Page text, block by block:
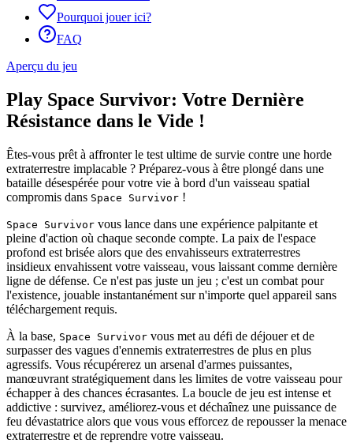
Pourquoi jouer ici?
FAQ
Aperçu du jeu
Play Space Survivor: Votre Dernière
Résistance dans le Vide !
Êtes-vous prêt à affronter le test ultime de survie contre une horde
extraterrestre implacable ? Préparez-vous à être plongé dans une
bataille désespérée pour votre vie à bord d'un vaisseau spatial
compromis dans Space Survivor !
Space Survivor vous lance dans une expérience palpitante et
pleine d'action où chaque seconde compte. La paix de l'espace
profond est brisée alors que des envahisseurs extraterrestres
insidieux envahissent votre vaisseau, vous laissant comme dernière
ligne de défense. Ce n'est pas juste un jeu ; c'est un combat pour
l'existence, jouable instantanément sur n'importe quel appareil sans
téléchargement requis.
À la base, Space Survivor vous met au défi de déjouer et de
surpasser des vagues d'ennemis extraterrestres de plus en plus
agressifs. Vous récupérerez un arsenal d'armes puissantes,
manœuvrant stratégiquement dans les limites de votre vaisseau pour
échapper à des chances écrasantes. La boucle de jeu est intense et
addictive : survivez, améliorez-vous et déchaînez une puissance de
feu dévastatrice alors que vous vous efforcez de repousser la menace
extraterrestre et de reprendre votre vaisseau.